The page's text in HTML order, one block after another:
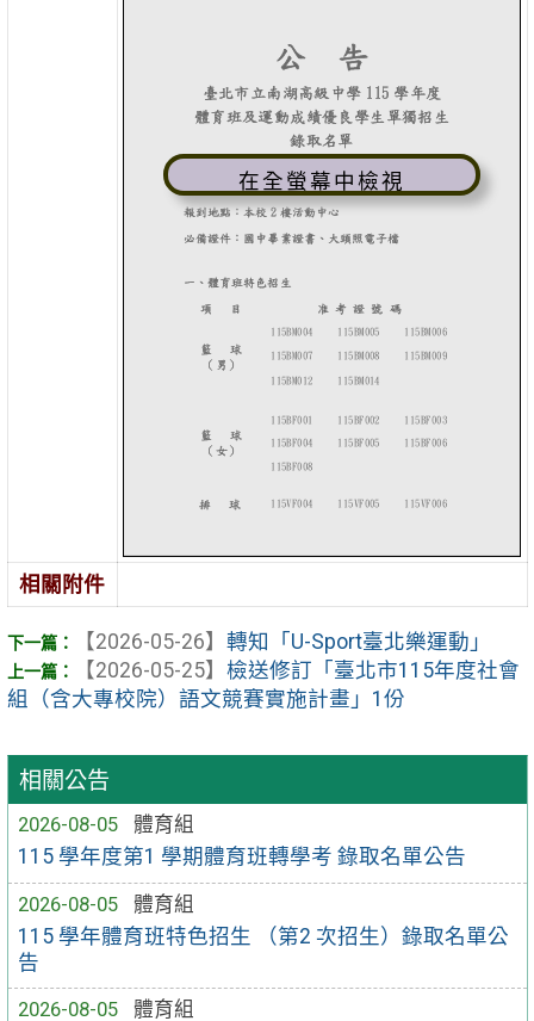
相關公告
2026-08-05
體育組
115 學年度第1 學期體育班轉學考 錄取名單公告
2026-08-05
體育組
115 學年體育班特色招生 （第2 次招生）錄取名單公
告
2026-08-05
體育組
在全螢幕中檢視
相關附件
【2026-05-26】 轉知「U-Sport臺北樂運動」
【2026-05-25】 檢送修訂「臺北市115年度社會
組（含大專校院）語文競賽實施計畫」1份